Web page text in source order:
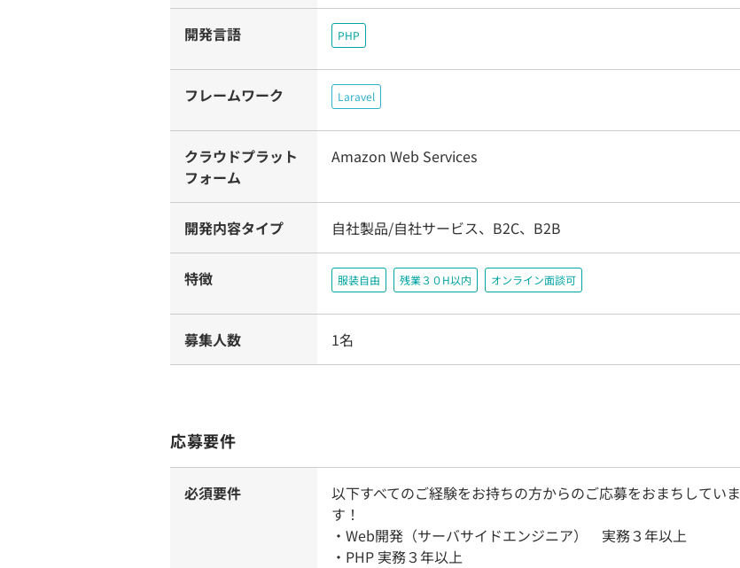
開発言語 PHP
フレームワーク Laravel
クラウドプラット
フォーム
Amazon Web Services
開発内容タイプ 自社製品/自社サービス、B2C、B2B
特徴 服装自由 残業３０H以内 オンライン面談可
募集人数 1名
応募要件
必須要件
以下すべてのご経験をお持ちの方からのご応募をおまちしていま
す！
・Web開発（サーバサイドエンジニア） 実務３年以上
・PHP 実務３年以上